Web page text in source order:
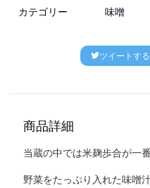
カテゴリー 味噌
ツイートする
商品詳細
当蔵の中では米麹歩合が一
野菜をたっぷり入れた味噌